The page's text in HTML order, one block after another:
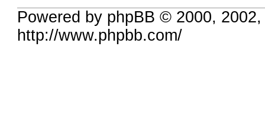
Powered by phpBB © 2000,
http://www.phpbb.com/